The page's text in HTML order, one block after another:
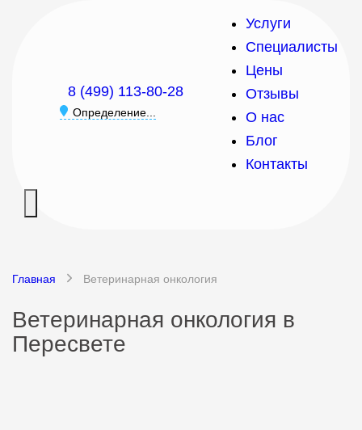
Услуги
Специалисты
Цены
Отзывы
О нас
Блог
Контакты
8 (499) 113-80-28
Определение...
Главная Ветеринарная онкология
Ветеринарная онкология в
Пересвете